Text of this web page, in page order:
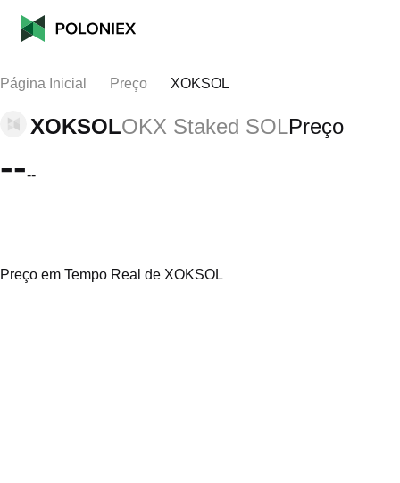
Página Inicial Preço XOKSOL
XOKSOLOKX Staked SOLPreço
----
Preço em Tempo Real de XOKSOL